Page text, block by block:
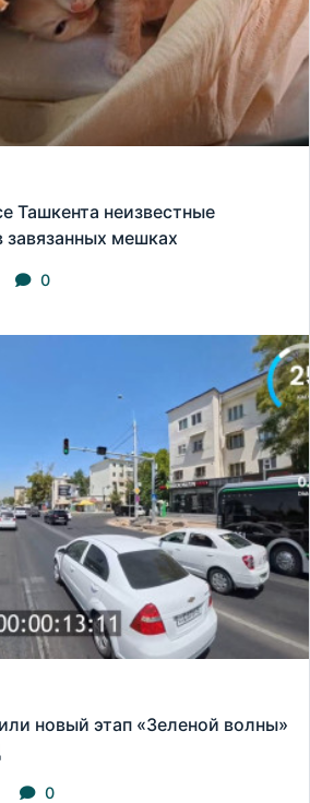
Ташкента неизвестные
завязанных мешках
0
новый этап «Зеленой волны»
0